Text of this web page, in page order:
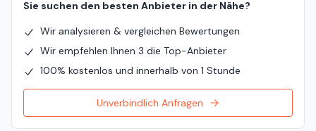
Sie suchen den besten Anbieter in der Nähe?
Wir analysieren & vergleichen Bewertungen
Wir empfehlen Ihnen 3 die Top-Anbieter
100% kostenlos und innerhalb von 1 Stunde
Unverbindlich Anfragen